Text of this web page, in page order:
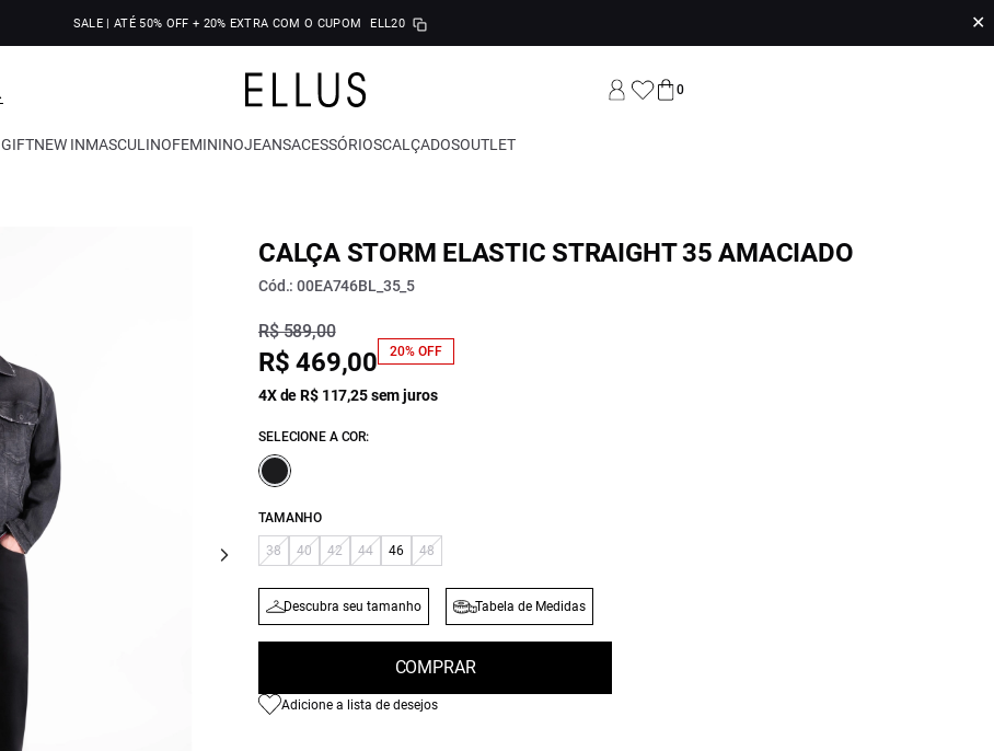
SALE | ATÉ 50% OFF + 20% EXTRA COM O CUPOM ELL20 ✕
0
GIFTNEW INMASCULINOFEMININOJEANSACESSÓRIOSCALÇADOSOUTLET
CALÇA STORM ELASTIC STRAIGHT 35 AMACIADO
Cód.: 00EA746BL_35_5
R$ 589,00
R$ 469,00 20% OFF
4X de R$ 117,25 sem juros
SELECIONE A COR:
TAMANHO
38 40 42 44 46 48
Descubra seu tamanho Tabela de Medidas
COMPRAR
Adicione a lista de desejos